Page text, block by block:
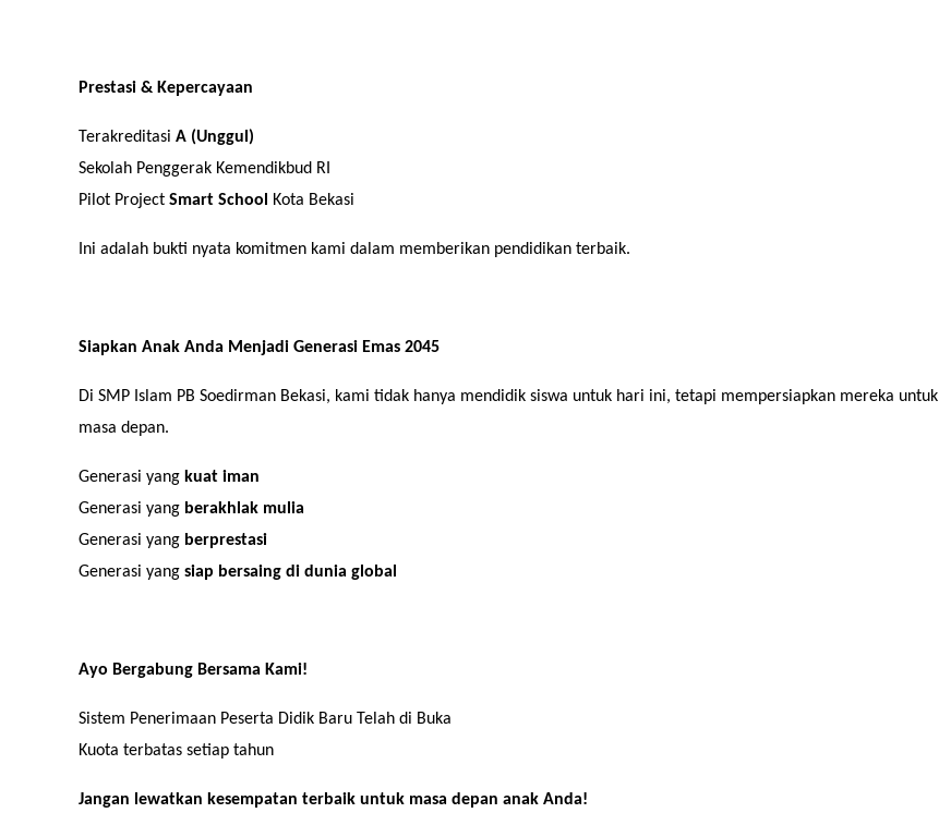
Prestasi & Kepercayaan
Terakreditasi A (Unggul)
Sekolah Penggerak Kemendikbud RI
Pilot Project Smart School Kota Bekasi
Ini adalah bukti nyata komitmen kami dalam memberikan pendidikan terbaik.
Siapkan Anak Anda Menjadi Generasi Emas 2045
Di SMP Islam PB Soedirman Bekasi, kami tidak hanya mendidik siswa untuk hari ini, tetapi mempersiapkan mereka untuk
masa depan.
Generasi yang kuat iman
Generasi yang berakhlak mulia
Generasi yang berprestasi
Generasi yang siap bersaing di dunia global
Ayo Bergabung Bersama Kami!
Sistem Penerimaan Peserta Didik Baru Telah di Buka
Kuota terbatas setiap tahun
Jangan lewatkan kesempatan terbaik untuk masa depan anak Anda!